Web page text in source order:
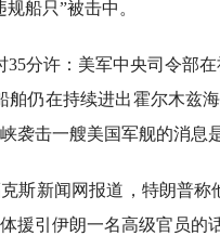
船只”被击中。
35分许：美军中央司令部
舶仍在持续进出霍尔木兹
袭击一艘美国军舰的消息
斯新闻网报道，特朗普
援引伊朗一名高级官员